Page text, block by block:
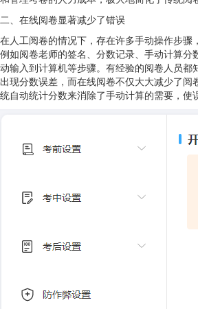
二、在线阅卷显著减少了错误
在人工阅卷的情况下，存在许多手动操作步骤
例如阅卷老师的签名、分数记录、手动计算分
动输入到计算机等步骤。有经验的阅卷人员都
出现分数误差，而在线阅卷不仅大大减少了阅
统自动统计分数来消除了手动计算的需要，使